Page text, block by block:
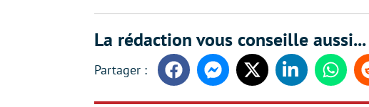
La rédaction vous conseille aussi...
FacebookMessengerTwitter Linkedin